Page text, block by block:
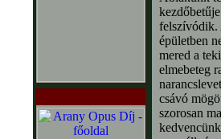
felszívódik.
épületben
mered a
elmebeteg
csávó
szorosan